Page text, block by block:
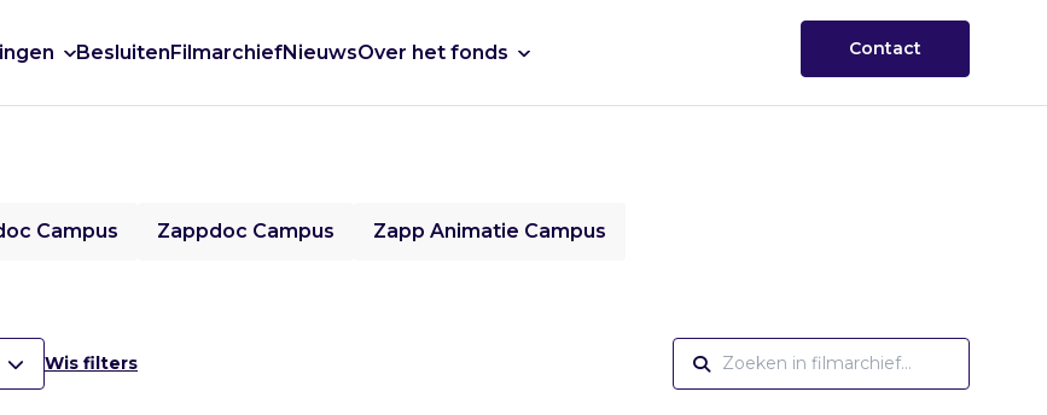
BesluitenFilmarchiefNieuwsOver het fonds Contact
Campus Zappdoc Campus Zapp Animatie Campus
Wis filters